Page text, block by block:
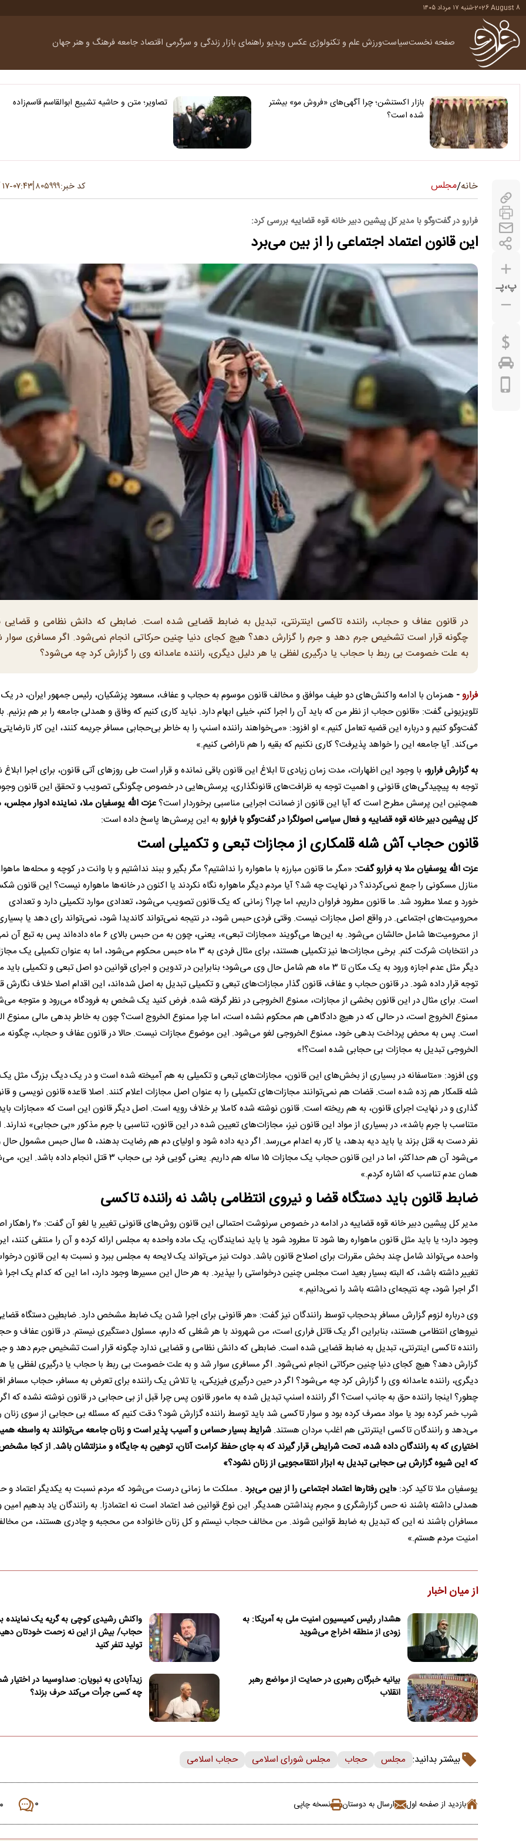
2026 August 8
-شنبه ۱۷ مرداد ۱۴۰۵
صفحه نخستسیاستورزش علم و تکنولوژی عکس ویدیو راهنمای بازارزندگی و سرگرمی اقتصاد جامعهفرهنگ و هنرجهان
بازار اکستنشن؛ چرا آگهی‌های «فروش مو» بیشتر
شده است؟
تصاویر؛ متن و حاشیه تشییع ابوالقاسم قاسم‌زاده
پ،پـ
خانه/مجلس کد خبر:۸۰۵۹۹۹ ۰۷:۴۳-۱۷ آذر ۱۴۰۳
فرارو در گفت‌و‌گو با مدیر کل پیشین دبیر خانه قوه قضاییه بررسی کرد:
این قانون اعتماد اجتماعی را از بین می‌برد
در قانون عفاف و حجاب، راننده تاکسی اینترنتی، تبدیل به ضابط قضایی شده است. ضابطی که دانش نظامی و قضایی
چگونه قرار است تشخیص جرم دهد و جرم را گزارش دهد؟ هیچ کجای دنیا چنین حرکاتی انجام نمی‌شود. اگر مسافری
به علت خصومت بی ربط با حجاب یا درگیری لفظی یا هر دلیل دیگری، راننده عامدانه وی را گزارش کرد چه می‌شود؟
فرارو- همزمان با ادامه واکنش‌های دو طیف موافق و مخالف قانون موسوم به حجاب و عفاف، مسعود پزشکیان، رئیس جمهور ایران، در یک
تلویزیونی گفت: «قانون حجاب از نظر من که باید آن را اجرا کنم، خیلی ابهام دارد. نباید کاری کنیم که وفاق و همدلی جامعه را بر هم بزنیم.
گفت‌و‌گو کنیم و درباره این قضیه تعامل کنیم.» او افزود: «می‌خواهند راننده اسنپ را به خاطر بی‌حجابی مسافر جریمه کنند، این کار
می‌کند. آیا جامعه این را خواهد پذیرفت؟ کاری نکنیم که بقیه را هم ناراضی کنیم.»
به گزارش فرارو، با وجود این اظهارات، مدت زمان زیادی تا ابلاغ این قانون باقی نمانده و قرار است طی روز‌های آتی قانون، برای اجرا ابلاغ
توجه به پیچیدگی‌های قانونی و اهمیت توجه به ظرافت‌های قانونگذاری، پرسش‌هایی در خصوص چگونگی تصویب و تحقق این قانون
همچنین این پرسش مطرح است که آیا این قانون از ضمانت اجرایی مناسبی برخوردار است؟عزت الله یوسفیان ملا، نماینده ادوار مجلس،
کل پیشین دبیر خانه قوه قضاییه و فعال سیاسی اصولگرا در گفت‌و‌گو با فراروبه این پرسش‌ها پاسخ داده است:
قانون حجاب آش شله قلمکاری از مجازات تبعی و تکمیلی است
عزت الله یوسفیان ملا به فرارو گفت: «مگر ما قانون مبارزه با ماهواره را نداشتیم؟ مگر بگیر و ببند نداشتیم و با وانت در کوچه و محله‌ها
منازل مسکونی را جمع نمی‌کردند؟ در نهایت چه شد؟ آیا مردم دیگر ماهواره نگاه نکردند یا اکنون در خانه‌ها ماهواره نیست؟ این قانون
خورد و عملا مطرود شد. ما قانون مطرود فراوان داریم، اما چرا؟ زمانی که یک قانون تصویب می‌شود، تعدادی موارد تکمیلی دارد و تعدادی
محرومیت‌های اجتماعی. در واقع اصل مجازات نیست. وقتی فردی حبس شود، در نتیجه نمی‌تواند کاندیدا شود، نمی‌تواند رای دهد یا
از محرومیت‌ها شامل حالشان می‌شود. به این‌ها می‌گویند «مجازات تبعی»، یعنی، چون به من حبس بالای ۶ ماه
در انتخابات شرکت کنم. برخی مجازات‌ها نیز تکمیلی هستند، برای مثال فردی به ۳ ماه حبس محکوم می‌شود، اما به عنوان تکمیلی یک
دیگر مثل عدم اجازه ورود به یک مکان تا ۳ ماه هم شامل حال وی می‌شود؛ بنابراین در تدوین و اجرای قوانین دو اصل تبعی و تکمیلی
توجه قرار داده شود. در قانون حجاب و عفاف، قانون گذار مجازات‌های تبعی و تکمیلی تبدیل به اصل شده‌اند، این اقدام اصلا خلاف نگارش
است. برای مثال در این قانون بخشی از مجازات، ممنوع الخروجی در نظر گرفته شده. فرض کنید یک شخص به فرودگاه می‌رود و متوجه
ممنوع الخروج است، در حالی که در هیچ دادگاهی هم محکوم نشده است، اما چرا ممنوع الخروج است؟ چون به خاطر بدهی مالی ممنوع
است. پس به محض پرداخت بدهی خود، ممنوع الخروجی لغو می‌شود. این موضوع مجازات نیست. حالا در قانون عفاف و حجاب، چگونه
الخروجی تبدیل به مجازات بی حجابی شده است؟!»
وی افزود: «متاسفانه در بسیاری از بخش‌های این قانون، مجازات‌های تبعی و تکمیلی به هم آمیخته شده است و در یک دیگ بزرگ مثل
شله قلمکار هم زده شده است. قضات هم نمی‌توانند مجازات‌های تکمیلی را به عنوان اصل مجازات اعلام کنند. اصلا قاعده قانون نویسی و
گذاری و در نهایت اجرای قانون، به هم ریخته است. قانون نوشته شده کاملا بر خلاف رویه است. اصل دیگر قانون این است که «مجازات
متناسب با جرم باشد»، در بسیاری از مواد این قانون نیز، مجازات‌های تعیین شده در این قانون، تناسبی با جرم مذکور «بی حجابی»
نفر دست به قتل بزند یا باید دیه بدهد، یا کار به اعدام می‌رسد. اگر دیه داده شود و اولیای دم هم رضایت بدهند، ۵
می‌شود آن هم حداکثر، اما در این قانون حجاب یک مجازات ۱۵ ساله هم داریم. یعنی گویی فرد بی حجاب ۳ قتل انجام داده
همان عدم تناسب که اشاره کردم.»
ضابط قانون باید دستگاه قضا و نیروی انتظامی باشد نه راننده تاکسی
مدیر کل پیشین دبیر خانه قوه قضاییه در ادامه در خصوص سرنوشت احتمالی این قانون
وجود دارد؛ یا باید مثل قانون ماهواره رها شود تا مطرود شود یا باید نمایندگان، یک ماده واحده به مجلس ارائه کرده و آن را منتفی کنند،
واحده می‌تواند شامل چند بخش مقررات برای اصلاح قانون باشد. دولت نیز می‌تواند یک لایحه به مجلس ببرد و نسبت به این قانون
تغییر داشته باشد، که البته بسیار بعید است مجلس چنین درخواستی را بپذیرد. به هر حال این مسیر‌ها وجود دارد، اما این که کدام یک اجرا
اگر اجرا شود، چه نتیجه‌ای داشته باشد را نمی‌دانیم.»
وی درباره لزوم گزارش مسافر بدحجاب توسط رانندگان نیز گفت: «هر قانونی برای اجرا شدن یک ضابط مشخص دارد. ضابطین دستگاه
نیرو‌های انتظامی هستند، بنابراین اگر یک قاتل فراری است، من شهروند با هر شغلی که دارم، مسئول دستگیری نیستم. در قانون عفاف و
راننده تاکسی اینترنتی، تبدیل به ضابط قضایی شده است. ضابطی که دانش نظامی و قضایی ندارد چگونه قرار است تشخیص جرم دهد و
گزارش دهد؟ هیچ کجای دنیا چنین حرکاتی انجام نمی‌شود. اگر مسافری سوار شد و به علت خصومت بی ربط با حجاب یا درگیری لفظی یا
دیگری، راننده عامدانه وی را گزارش کرد چه می‌شود؟ اگر در حین درگیری فیزیکی، یا تلاش یک راننده برای تعرض به مسافر، حجاب مسافر
چطور؟ اینجا راننده حق به جانب است؟ اگر راننده اسنپ تبدیل شده به مامور قانون پس چرا قبل از بی حجابی در قانون نوشته نشده که
شرب خمر کرده بود یا مواد مصرف کرده بود و سوار تاکسی شد باید توسط راننده گزارش شود؟ دقت کنیم که مسئله بی حجابی از سوی زنان
می‌دهد و رانندگان تاکسی اینترنتی هم اغلب مردان هستند.شرایط بسیار حساس و آسیب پذیر است و زنان جامعه می‌توانند به واسطه
اختیاری که به رانندگان داده شده، تحت شرایطی قرار گیرند که به جای حفظ کرامت آنان، توهین به جایگاه و منزلتشان باشد. از کجا
که این شیوه گزارش بی حجابی تبدیل به ابزار انتقامجویی از زنان نشود؟»
یوسفیان ملا تاکید کرد:«این رفتار‌ها اعتماد اجتماعی را از بین می‌برد . مملکت ما زمانی درست می‌شود که مردم نسبت به یکدیگر اعتماد
همدلی داشته باشند نه حس گزارشگری و مجرم پنداشتن همدیگر. این نوع قوانین ضد اعتماد است نه اعتمادزا. به رانندگان یاد بدهیم
مسافران باشند نه این که تبدیل به ضابط قوانین شوند. من مخالف حجاب نیستم و کل زنان خانواده من محجبه و چادری هستند، من
امنیت مردم هستم.»
از میان اخبار
هشدار رئیس کمیسیون امنیت ملی به آمریکا: به
زودی از منطقه اخراج می‌شوید
واکنش رشیدی کوچی به گریه یک نماینده
حجاب/ بیش از این نه زحمت خودتان
تولید تنفر کنید
بیانیه خبرگان رهبری در حمایت از مواضع رهبر
انقلاب
زیدآبادی به نبویان: صداوسیما در اختیار
چه کسی جرأت می‌کند حرف بزند؟
بیشتر بدانید: مجلس حجاب مجلس شورای اسلامی حجاب اسلامی
بازدید از صفحه اول ارسال به دوستان نسخه چاپی ۰ ۰